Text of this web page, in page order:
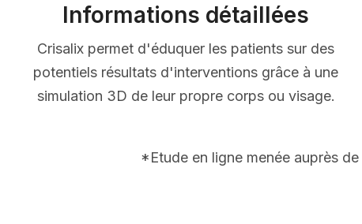
Informations détaillées
Crisalix permet d'éduquer les patients sur des
potentiels résultats d'interventions grâce à une
simulation 3D de leur propre corps ou visage.
*Etude en ligne menée auprès